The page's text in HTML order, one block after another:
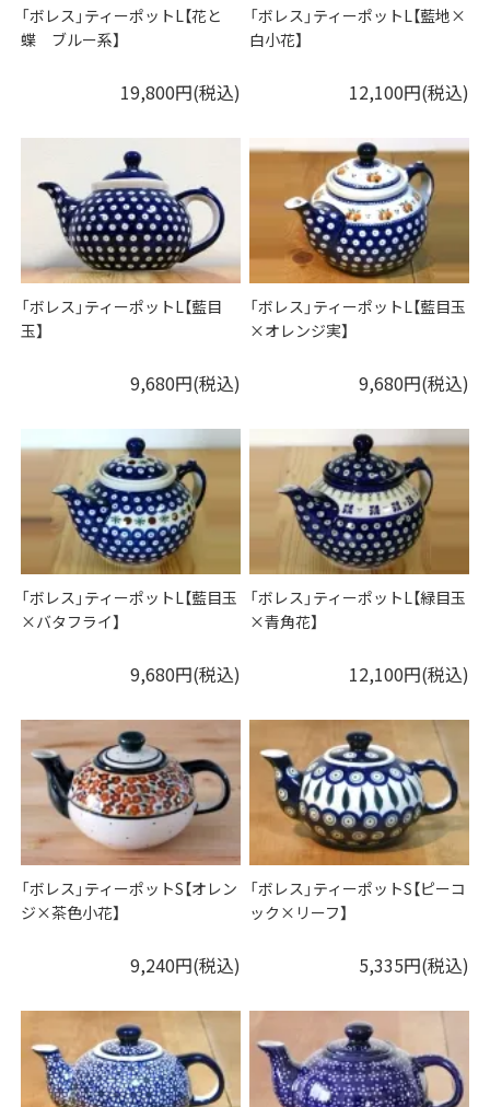
「ボレス」ティーポットL【花と
蝶 ブルー系】
19,800円(税込)
「ボレス」ティーポットL【藍地×
白小花】
12,100円(税込)
「ボレス」ティーポットL【藍目
玉】
9,680円(税込)
「ボレス」ティーポットL【藍目玉
×オレンジ実】
9,680円(税込)
「ボレス」ティーポットL【藍目玉
×バタフライ】
9,680円(税込)
「ボレス」ティーポットL【緑目玉
×青角花】
12,100円(税込)
「ボレス」ティーポットS【オレン
ジ×茶色小花】
9,240円(税込)
「ボレス」ティーポットS【ピーコ
ック×リーフ】
5,335円(税込)